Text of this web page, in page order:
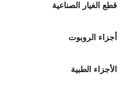
قطع الغيار الصناعية
أجزاء الروبوت
الأجزاء الطبية